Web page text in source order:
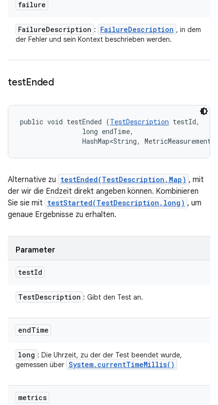
failure
FailureDescription : FailureDescription , in dem
der Fehler und sein Kontext beschrieben werden.
testEnded
public void testEnded (TestDescription testId,
                long endTime,
HashMap<String,
Alternative zu testEnded(TestDescription,Map) , mit
der wir die Endzeit direkt angeben können. Kombinieren
Sie sie mit testStarted(TestDescription,long) , um
genaue Ergebnisse zu erhalten.
Parameter
testId
TestDescription : Gibt den Test an.
endTime
long : Die Uhrzeit, zu der der Test beendet wurde,
gemessen über System. currentTimeMillis( )
metrics